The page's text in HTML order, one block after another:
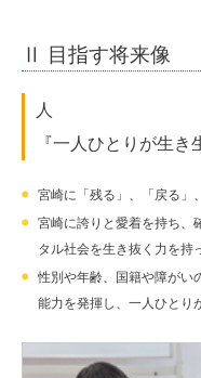
Ⅱ 目指す将来像
人
『一人ひとりが生き
宮崎に「残る」、「戻る」
宮崎に誇りと愛着を持ち、
タル社会を生き抜く力を持
性別や年齢、国籍や障がい
能力を発揮し、一人ひとり